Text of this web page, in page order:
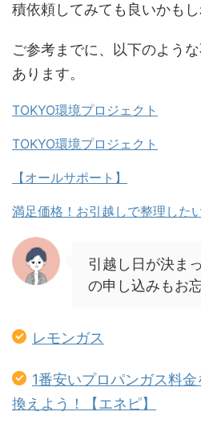
積依頼してみても良いかもし
ご参考までに、以下のよう
あります。
TOKYO環境プロジェクト
TOKYO環境プロジェクト
【オールサポート】
満足価格！お引越しで整理した
引越し日が決ま
の申し込みもお
レモンガス
1番安いプロパンガス料
換えよう！【エネピ】